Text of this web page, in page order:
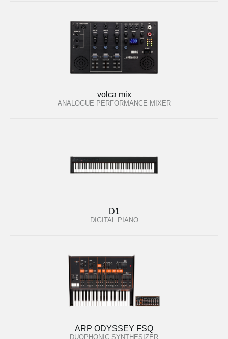
volca mix
ANALOGUE PERFORMANCE MIXER
D1
DIGITAL PIANO
ARP ODYSSEY FSQ
DUOPHONIC SYNTHESIZER